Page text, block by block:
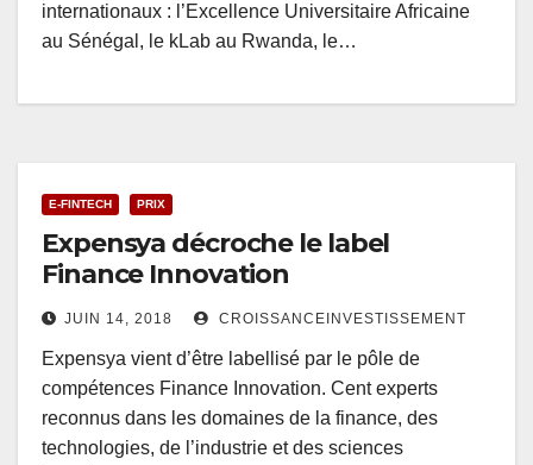
internationaux : l’Excellence Universitaire Africaine
au Sénégal, le kLab au Rwanda, le…
E-FINTECH PRIX
Expensya décroche le label
Finance Innovation
JUIN 14, 2018 CROISSANCEINVESTISSEMENT
Expensya vient d’être labellisé par le pôle de
compétences Finance Innovation. Cent experts
reconnus dans les domaines de la finance, des
technologies, de l’industrie et des sciences